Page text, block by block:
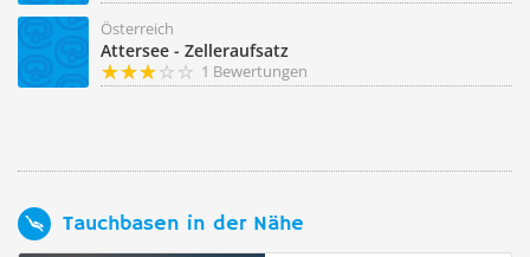
Österreich
Attersee - Zelleraufsatz
1 Bewertungen
Tauchbasen in der Nähe